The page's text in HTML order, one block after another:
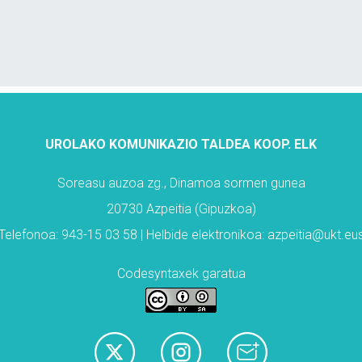
UROLAKO KOMUNIKAZIO TALDEA KOOP. ELK
Soreasu auzoa zg., Dinamoa sormen gunea
20730 Azpeitia (Gipuzkoa)
943-15 03 58 | Helbide elektronikoa:
Codesyntaxek garatua